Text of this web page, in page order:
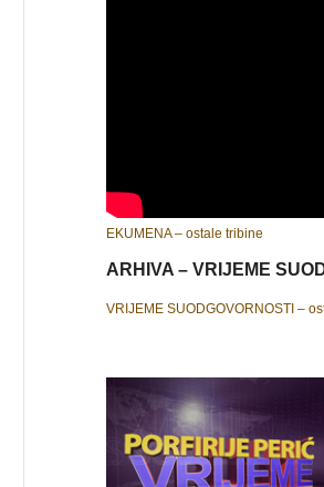
EKUMENA – ostale tribine
ARHIVA – VRIJEME
VRIJEME SUODGOVORNOSTI –